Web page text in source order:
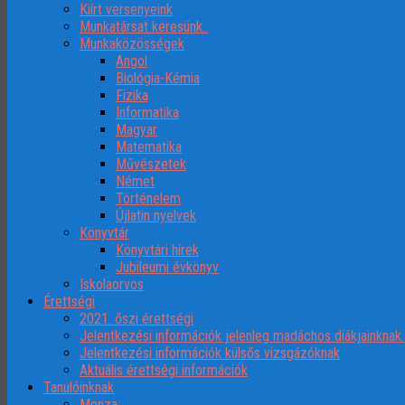
Kiírt versenyeink
Munkatársat keresünk..
Munkaközösségek
Angol
Biológia-Kémia
Fizika
Informatika
Magyar
Matematika
Művészetek
Német
Történelem
Újlatin nyelvek
Könyvtár
Könyvtári hírek
Jubileumi évkönyv
Iskolaorvos
Érettségi
2021. őszi érettségi
Jelentkezési információk jelenleg madáchos
Jelentkezési információk külsős vizsgázóknak
Aktuális érettségi információk
Tanulóinknak